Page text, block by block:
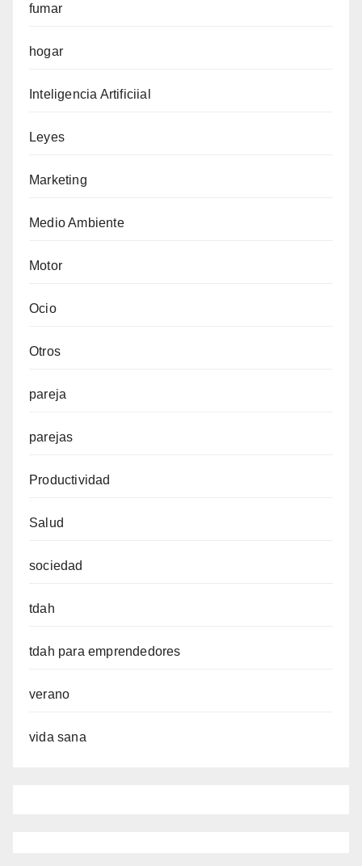
fumar
hogar
Inteligencia Artificiial
Leyes
Marketing
Medio Ambiente
Motor
Ocio
Otros
pareja
parejas
Productividad
Salud
sociedad
tdah
tdah para emprendedores
verano
vida sana